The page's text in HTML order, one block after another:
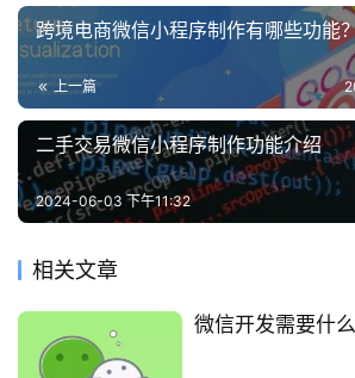
跨境电商微信小程序制作有哪些功能
上一篇
二手交易微信小程序制作功能介绍
2024-06-03 下午11:32
相关文章
微信开发需要什